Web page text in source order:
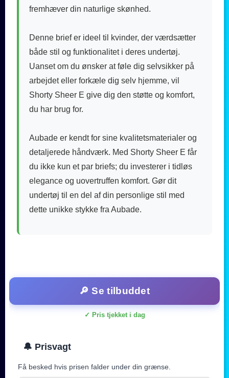
fremhæver din naturlige skønhed.
Denne brief er ideel til kvinder, der værdsætter
både stil og funktionalitet i deres undertøj.
Uanset om du ønsker at føle dig selvsikker på
arbejdet eller forkæle dig selv hjemme, vil
Shorty Sheer E give dig den støtte og komfort,
du har brug for.
Aubade er kendt for sine kvalitetsmaterialer og
detaljerede håndværk. Med Shorty Sheer E får
du ikke kun et par briefs; du investerer i tidløs
elegance og uovertruffen komfort. Gør dit
undertøj til en del af din personlige stil med
dette unikke stykke fra Aubade.
🔎 Se tilbuddet
✓ Pris tjekket i dag
🔔 Prisvagt
Få besked hvis prisen falder under din grænse.